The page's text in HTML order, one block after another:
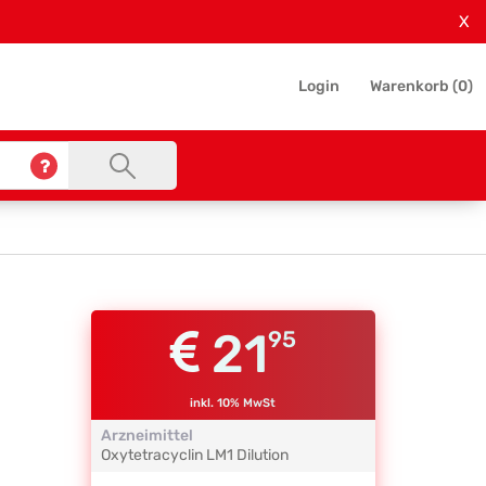
X
Login Warenkorb (0)
2195
inkl. 10% MwSt
Arzneimittel
Oxytetracyclin LM1 Dilution